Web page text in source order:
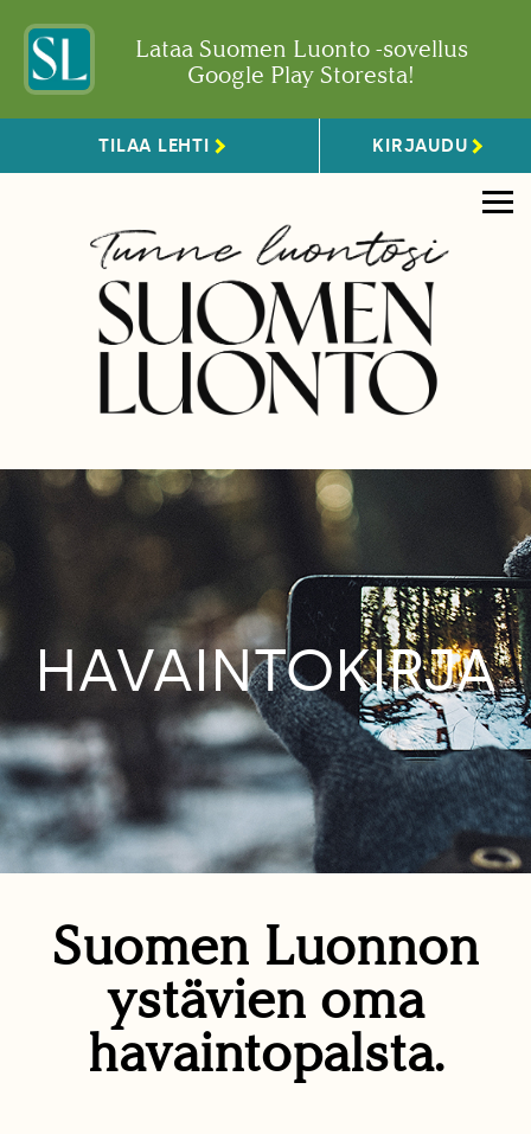
Lataa Suomen Luonto -sovellus
Google Play Storesta!
TILAA LEHTI KIRJAUDU
HAVAINTOKIRJA
Suomen Luonnon
ystävien oma
havaintopalsta.